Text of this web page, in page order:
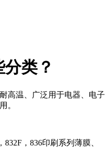
类？
高温、广泛用于电器、电子
。
832F，836印刷系列薄膜、